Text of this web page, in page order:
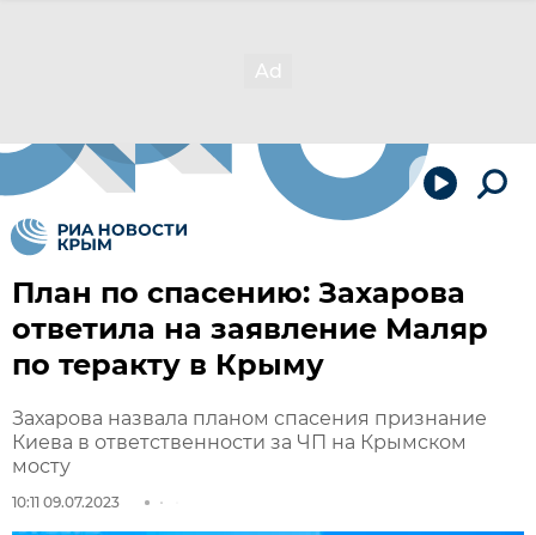
План по спасению: Захарова
ответила на заявление Маляр
по теракту в Крыму
Захарова назвала планом спасения признание
Киева в ответственности за ЧП на Крымском
мосту
10:11 09.07.2023